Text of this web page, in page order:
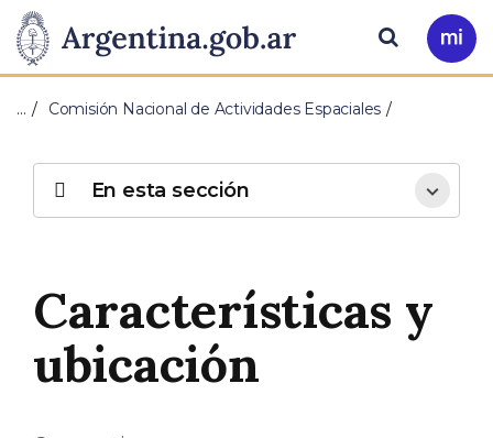
Presidencia
de
Nación
Pasar al contenido principal
Ir
a
Buscar
… Comisión Nacional de Actividades Espaciales
Características y
ubicación
En esta sección